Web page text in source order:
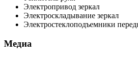
Электропривод зеркал
Электроскладывание зеркал
Электростеклоподъемники
Медиа